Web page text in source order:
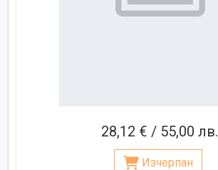
28,12 € / 55,00 лв.
Изчерпан